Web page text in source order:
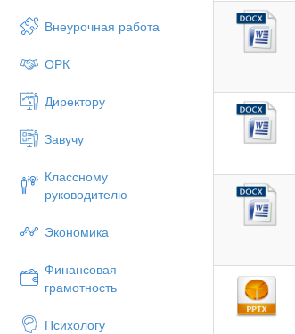
Внеурочная работа
ОРК
Директору
Завучу
Классному
руководителю
Экономика
Финансовая
грамотность
Психологу